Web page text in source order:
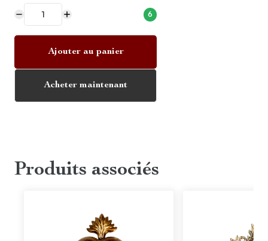
6
Ajouter au panier
Acheter maintenant
Produits associés